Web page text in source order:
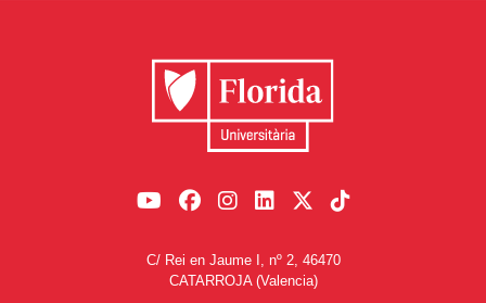
C/ Rei en Jaume I, nº 2, 46470
CATARROJA (Valencia)